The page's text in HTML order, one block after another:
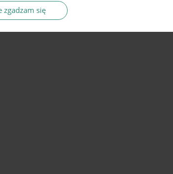
zgadzam się